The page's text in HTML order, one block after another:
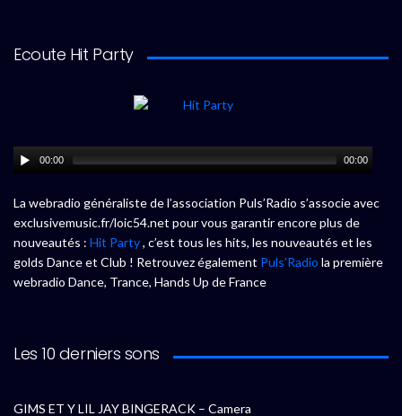
Ecoute Hit Party
00:00 00:00
La webradio généraliste de l’association Puls’Radio s’associe avec
exclusivemusic.fr/loic54.net pour vous garantir encore plus de
nouveautés : Hit Party, c’est tous les hits, les nouveautés et les
golds Dance et Club ! Retrouvez également Puls’Radio la première
webradio Dance, Trance, Hands Up de France
Les 10 derniers sons
GIMS ET Y LIL JAY BINGERACK – Camera